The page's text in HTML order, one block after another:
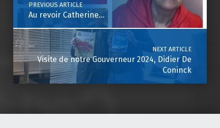
PREVIOUS ARTICLE
Au revoir Catherine…
NEXT ARTICLE
Visite de notre Gouverneur 2024, Didier De
Coninck